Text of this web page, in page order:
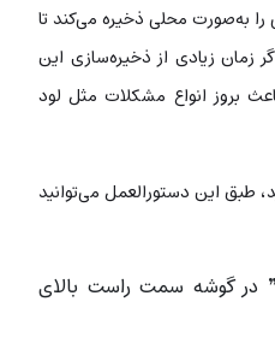
به‌صورت محلی ذخیره می‌کند تا
زمان زیادی از ذخیره‌سازی این
بروز انواع مشکلات مثل لود
طبق این دستورالعمل می‌توانید
در گوشه سمت راست بالای